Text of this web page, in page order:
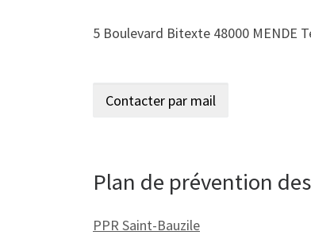
5 Boulevard Bitexte 48000 MENDE
Plan de prévention
PPR Saint-Bauzile